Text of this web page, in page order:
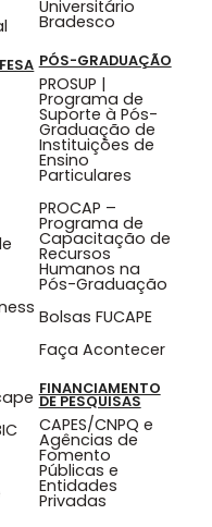
Universitário
Bradesco
PÓS-GRADUAÇÃO
PROSUP |
Programa de
Suporte à Pós-
Graduação de
Instituições de
Ensino
Particulares
PROCAP –
Programa de
Capacitação de
Recursos
Humanos na
Pós-Graduação
Bolsas FUCAPE
Faça Acontecer
FINANCIAMENTO
DE PESQUISAS
CAPES/CNPQ e
Agências de
Fomento
Públicas e
Entidades
Privadas